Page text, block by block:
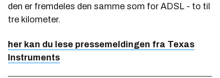
den er fremdeles den samme som for ADSL - to til
tre kilometer.
her kan du lese pressemeldingen fra Texas
Instruments